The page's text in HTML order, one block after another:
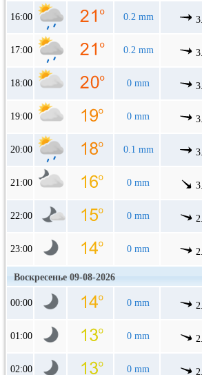
16:00 0.2 mm
17:00 0.2 mm
18:00 0 mm
19:00 0 mm
20:00 0.1 mm
21:00 0 mm
22:00 0 mm
23:00 0 mm
Воскресенье 09-08-2026
00:00 0 mm
01:00 0 mm
02:00 0 mm